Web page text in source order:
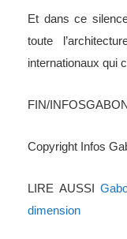
Et dans ce
toute
internationaux qui
FIN/
Copyright Infos
LIRE AUSSI
dimension